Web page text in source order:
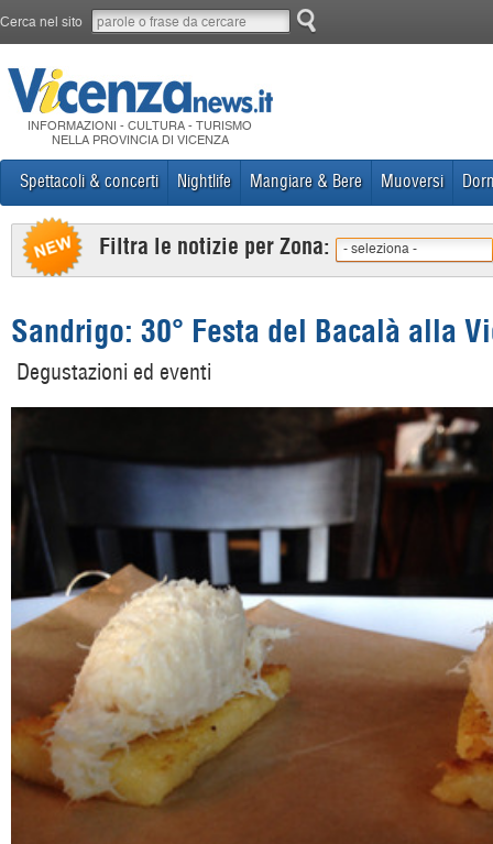
Cerca nel sito
INFORMAZIONI - CULTURA - TURISMO
NELLA PROVINCIA DI VICENZA
Spettacoli & concerti Nightlife Mangiare & Bere Muoversi
Filtra le notizie per Zona: - seleziona -
Sandrigo: 30° Festa del Bacalà alla
Degustazioni ed eventi